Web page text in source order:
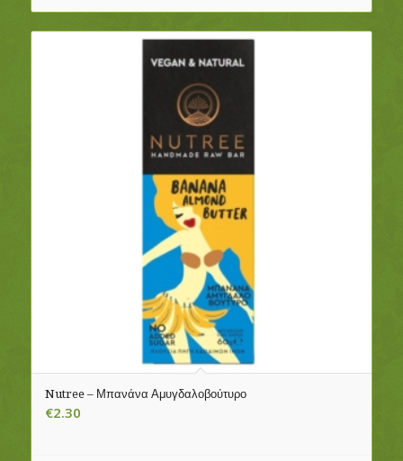
Nutree – Μπανάνα Αμυγδαλοβούτυρο
€2.30